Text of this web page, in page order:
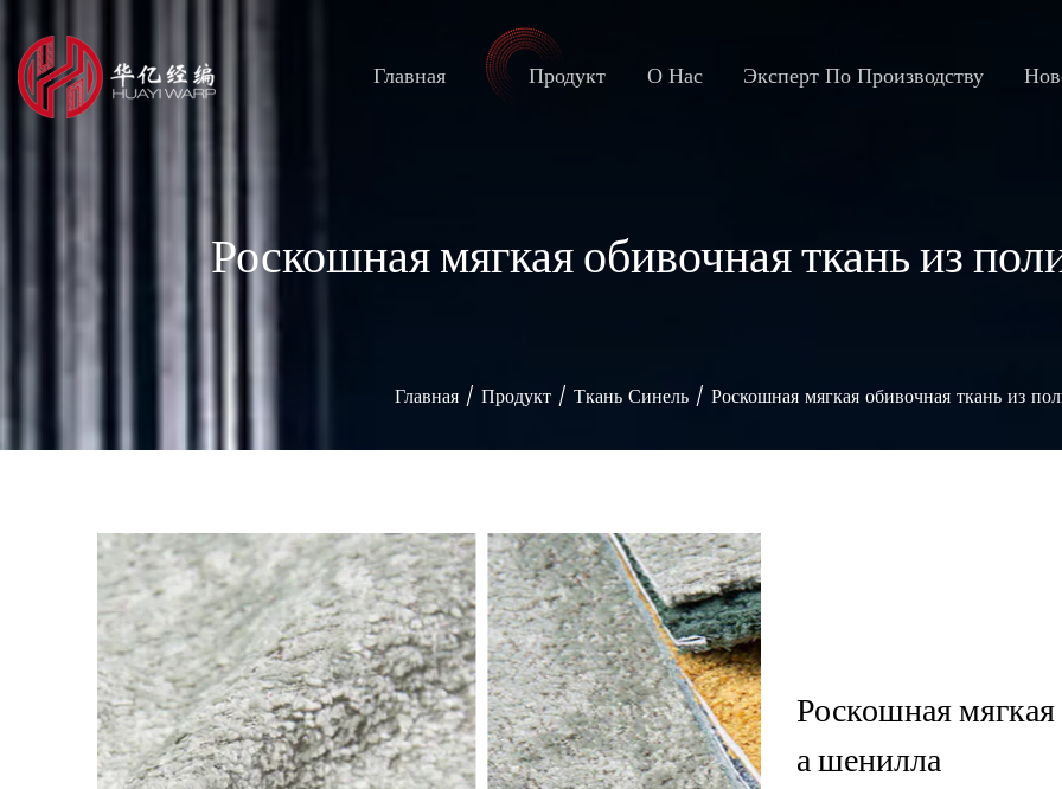
Главная Продукт О Нас Эксперт По Производству
Роскошная мягкая обивочная ткань из
Главная/ Продукт/ Ткань Синель/ Роскошная мягкая обивочная ткань из
Роскошная мягкая
а шенилла